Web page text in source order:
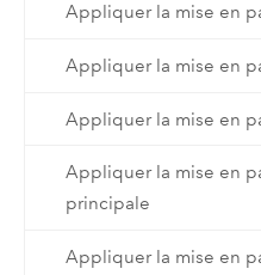
Appliquer la mise en
Appliquer la mise en
Appliquer la mise en
Appliquer la mise en
principale
Appliquer la mise en